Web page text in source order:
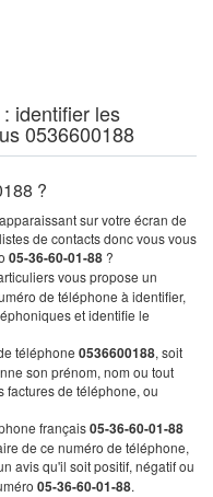
identifier les
0536600188
?
sur votre écran de
de contacts donc vous vous
05-36-60-01-88 ?
vous propose un
de téléphone à identifier,
et identifie le
téléphone 0536600188, soit
son prénom, nom ou tout
factures de téléphone, ou
français05-36-60-01-88
de ce numéro de téléphone,
avis qu'il soit positif, négatif ou
05-36-60-01-88.